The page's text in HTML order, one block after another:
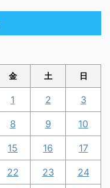
金 土 日
1 2 3
8 9 10
15 16 17
22 23 24